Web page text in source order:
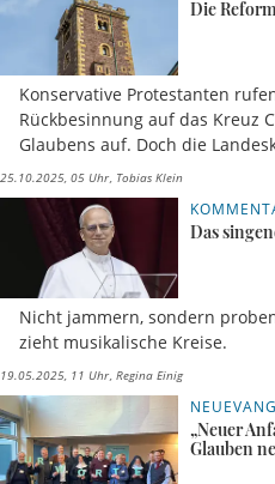
Die
Konservative Protestanten
Rückbesinnung auf das Kreuz
Glaubens auf. Doch die
25.10.2025, 05 Uhr Tobias Klein
Das
Nicht jammern, sondern
zieht musikalische Kreise.
19.05.2025, 11 Uhr Regina Einig
„Neuer
Glauben